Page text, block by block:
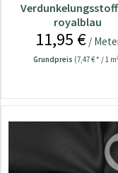
royalblau
11,95 €/
Grundpreis (7,47 € * / 1